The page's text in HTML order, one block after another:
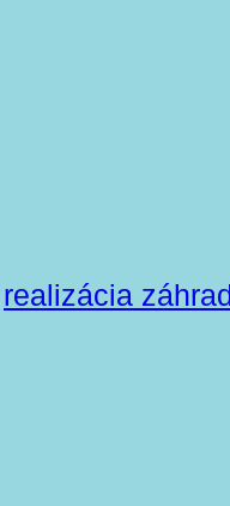
realizácia záhrad